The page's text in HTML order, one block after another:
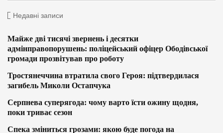
Недавні записи
Майже дві тисячі звернень і десятки
адмінправопорушень: поліцейський офіцер Ободівської
громади прозвітував про роботу
Тростянеччина втратила свого Героя: підтвердилася
загибель Миколи Остапчука
Серпнева суперягода: чому варто їсти ожину щодня,
поки триває сезон
Спека зміниться грозами: якою буде погода на